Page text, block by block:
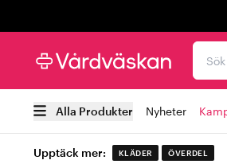
Sök
Alla Produkter Nyheter
Upptäck mer: KLÄDER ÖVERDEL